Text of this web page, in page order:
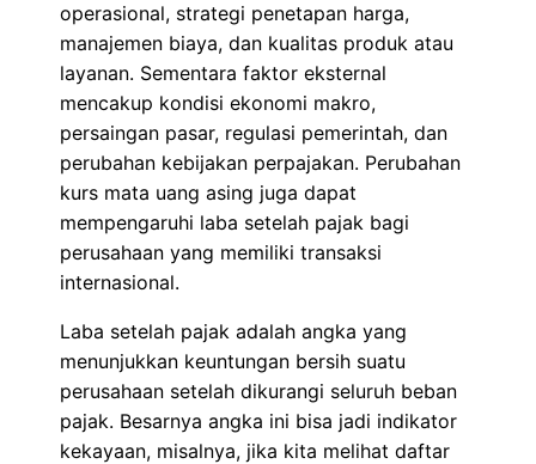
operasional, strategi penetapan harga,
manajemen biaya, dan kualitas produk atau
layanan. Sementara faktor eksternal
mencakup kondisi ekonomi makro,
persaingan pasar, regulasi pemerintah, dan
perubahan kebijakan perpajakan. Perubahan
kurs mata uang asing juga dapat
mempengaruhi laba setelah pajak bagi
perusahaan yang memiliki transaksi
internasional.
Laba setelah pajak adalah angka yang
menunjukkan keuntungan bersih suatu
perusahaan setelah dikurangi seluruh beban
pajak. Besarnya angka ini bisa jadi indikator
kekayaan, misalnya, jika kita melihat daftar